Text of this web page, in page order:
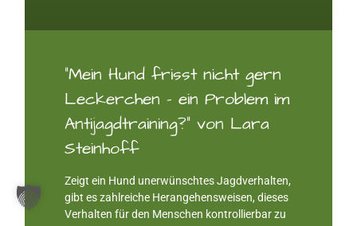
“Mein Hund frisst nicht gern
Leckerchen – ein Problem im
Antijagdtraining?” von Lara
Steinhoff
Zeigt ein Hund unerwünschtes Jagdverhalten,
gibt es zahlreiche Herangehensweisen, dieses
Verhalten für den Menschen kontrollierbar zu